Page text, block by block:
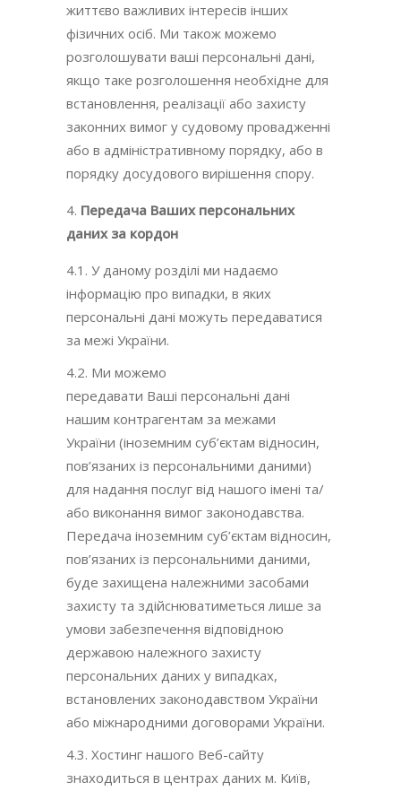
життєво важливих інтересів інших
фізичних осіб. Ми також можемо
розголошувати ваші персональні дані,
якщо таке розголошення необхідне для
встановлення, реалізації або захисту
законних вимог у судовому провадженні
або в адміністративному порядку, або в
порядку досудового вирішення спору.
Передача Ваших персональних
даних за кордон
4.1. У даному розділі ми надаємо
інформацію про випадки, в яких
персональні дані можуть передаватися
за межі України.
4.2. Ми можемо
передавати Ваші персональні дані
нашим контрагентам за межами
України (іноземним суб’єктам відносин,
пов’язаних із персональними даними)
для надання послуг від нашого імені та/
або виконання вимог законодавства.
Передача іноземним суб’єктам відносин,
пов’язаних із персональними даними,
буде захищена належними засобами
захисту та здійснюватиметься лише за
умови забезпечення відповідною
державою належного захисту
персональних даних у випадках,
встановлених законодавством України
або міжнародними договорами України.
4.3. Хостинг нашого Веб-сайту
знаходиться в центрах даних м. Київ,